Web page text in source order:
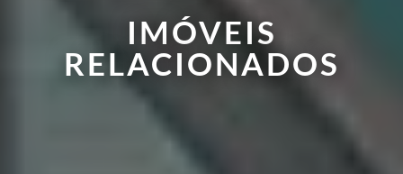
IMÓVEIS
RELACIONADOS